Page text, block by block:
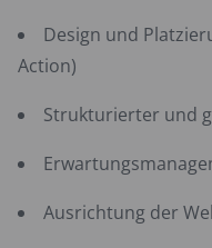
Design und
Action)
Strukturierter und
Ausrichtung der